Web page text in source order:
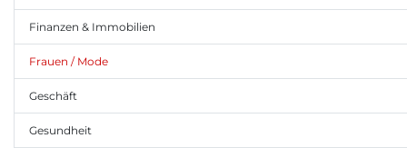
Finanzen & Immobilien
Frauen / Mode
Geschäft
Gesundheit